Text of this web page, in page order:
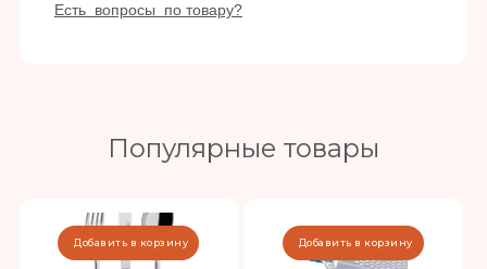
Есть вопросы по товару?
Популярные товары
Добавить в корзину Добавить в корзину